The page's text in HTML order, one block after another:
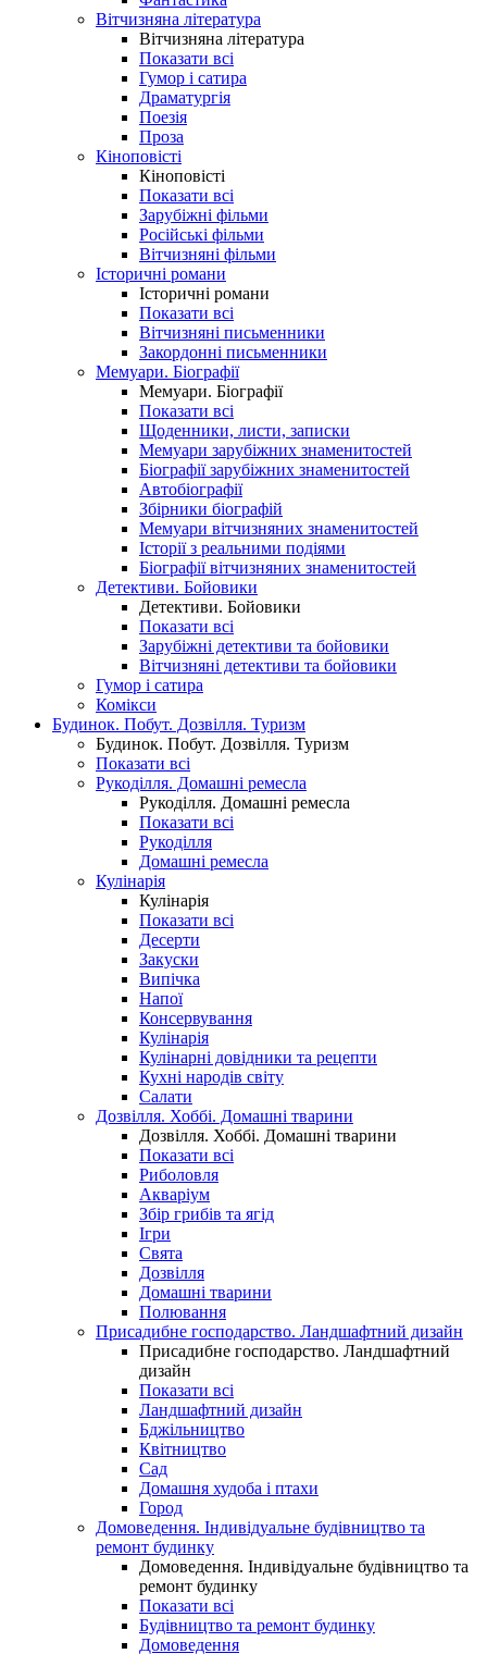
Вітчизняна література
Вітчизняна література
Показати всі
Гумор і сатира
Драматургія
Поезія
Проза
Кіноповісті
Кіноповісті
Показати всі
Зарубіжні фільми
Російські фільми
Вітчизняні фільми
Історичні романи
Історичні романи
Показати всі
Вітчизняні письменники
Закордонні письменники
Мемуари. Біографії
Мемуари. Біографії
Показати всі
Щоденники, листи, записки
Мемуари зарубіжних знаменитостей
Біографії зарубіжних знаменитостей
Автобіографії
Збірники біографій
Мемуари вітчизняних знаменитостей
Історії з реальними подіями
Біографії вітчизняних знаменитостей
Детективи. Бойовики
Детективи. Бойовики
Показати всі
Зарубіжні детективи та бойовики
Вітчизняні детективи та бойовики
Гумор і сатира
Комікси
Будинок. Побут. Дозвілля. Туризм
Будинок. Побут. Дозвілля. Туризм
Показати всі
Рукоділля. Домашні ремесла
Рукоділля. Домашні ремесла
Показати всі
Рукоділля
Домашні ремесла
Кулінарія
Кулінарія
Показати всі
Десерти
Закуски
Випічка
Напої
Консервування
Кулінарія
Кулінарні довідники та рецепти
Кухні народів світу
Салати
Дозвілля. Хоббі. Домашні тварини
Дозвілля. Хоббі. Домашні тварини
Показати всі
Риболовля
Акваріум
Збір грибів та ягід
Ігри
Свята
Дозвілля
Домашні тварини
Полювання
Присадибне господарство. Ландшафтний дизайн
Присадибне господарство. Ландшафтний
дизайн
Показати всі
Ландшафтний дизайн
Бджільництво
Квітництво
Сад
Домашня худоба і птахи
Город
Домоведення. Індивідуальне будівництво та
ремонт будинку
Домоведення. Індивідуальне будівництво та
ремонт будинку
Показати всі
Будівництво та ремонт будинку
Домоведення